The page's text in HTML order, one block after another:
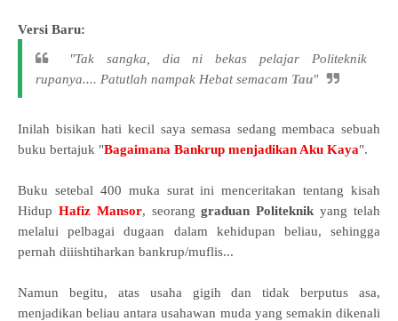
Versi Baru:
"Tak sangka, dia ni bekas pelajar Politeknik
rupanya.... Patutlah nampak Hebat semacam Tau"
Inilah bisikan hati kecil saya semasa sedang membaca sebuah
buku bertajuk "Bagaimana Bankrup menjadikan Aku Kaya".
Buku setebal 400 muka surat ini menceritakan tentang kisah
Hidup Hafiz Mansor, seoranggraduan Politeknik yang telah
melalui pelbagai dugaan dalam kehidupan beliau, sehingga
pernah diiishtiharkan bankrup/muflis...
Namun begitu, atas usaha gigih dan tidak berputus asa,
menjadikan beliau antara usahawan muda yang semakin dikenali